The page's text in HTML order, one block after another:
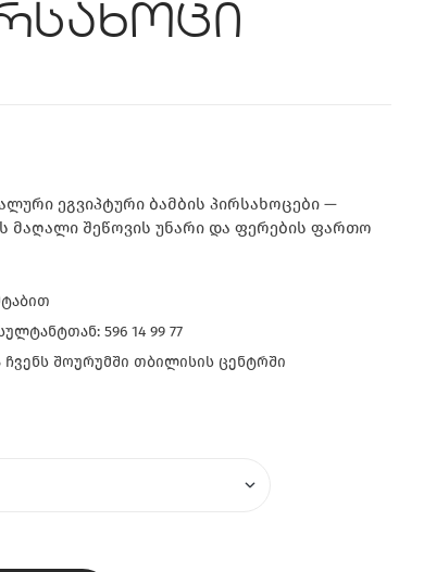
ეგვიპტური ბამბის პირსახოცები —
მაღალი შეწოვის უნარი და ფერების ფართო
596 14 99 77
შოურუმში თბილისის ცენტრში